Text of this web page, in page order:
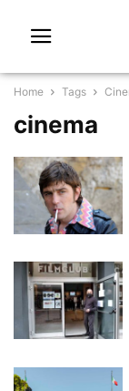
Home Tags
cinema